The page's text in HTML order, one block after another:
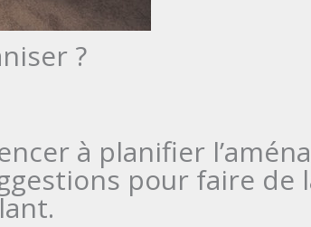
?
à planifier
pour faire de